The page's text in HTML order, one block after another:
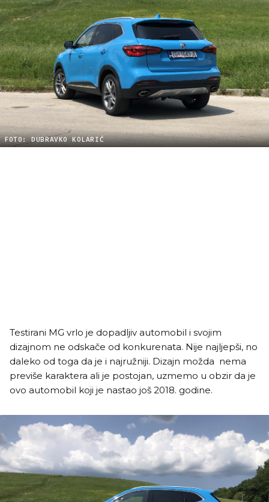
FOTO: DUBRAVKO KOLARIĆ
Testirani MG vrlo je dopadljiv automobil i svojim
dizajnom ne odskače od konkurenata. Nije najljepši, no
daleko od toga da je i najružniji. Dizajn možda nema
previše karaktera ali je postojan, uzmemo u obzir da je
ovo automobil koji je nastao još 2018. godine.